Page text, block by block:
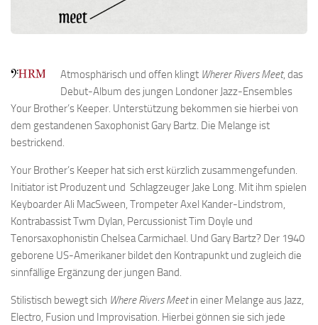
Atmosphärisch und offen klingt Wherer Rivers Meet, das
Debut-Album des jungen Londoner Jazz-Ensembles
Your Brother’s Keeper. Unterstützung bekommen sie hierbei von
dem gestandenen Saxophonist Gary Bartz. Die Melange ist
bestrickend.
Your Brother’s Keeper hat sich erst kürzlich zusammengefunden.
Initiator ist Produzent und Schlagzeuger Jake Long. Mit ihm spielen
Keyboarder Ali MacSween, Trompeter Axel Kander-Lindstrom,
Kontrabassist Twm Dylan, Percussionist Tim Doyle und
Tenorsaxophonistin Chelsea Carmichael. Und Gary Bartz? Der 1940
geborene US-Amerikaner bildet den Kontrapunkt und zugleich die
sinnfällige Ergänzung der jungen Band.
Stilistisch bewegt sich Where Rivers Meetin einer Melange aus Jazz,
Electro, Fusion und Improvisation. Hierbei gönnen sie sich jede